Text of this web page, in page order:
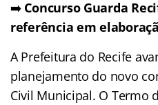
➡️ Concurso Guarda
referência em
A Prefeitura do Recife
planejamento do novo
Civil Municipal. O Termo